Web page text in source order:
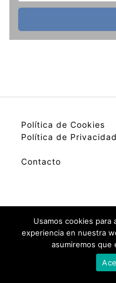
Política de Cookies
Política de Privacidad
Contacto
Usamos cookies para
experiencia en nuestra
asumiremos que
Check